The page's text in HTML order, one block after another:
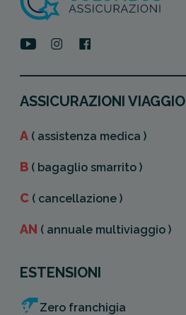
ASSICURAZIONI VIAGGIO
A ( assistenza medica )
B ( bagaglio smarrito )
C ( cancellazione )
AN ( annuale multiviaggio )
ESTENSIONI
Zero franchigia